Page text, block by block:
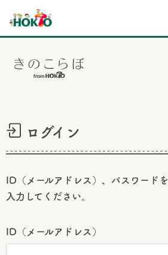
ログイン
ID（メールアドレス）、パスワードを
入力してください。
ID（メールアドレス）